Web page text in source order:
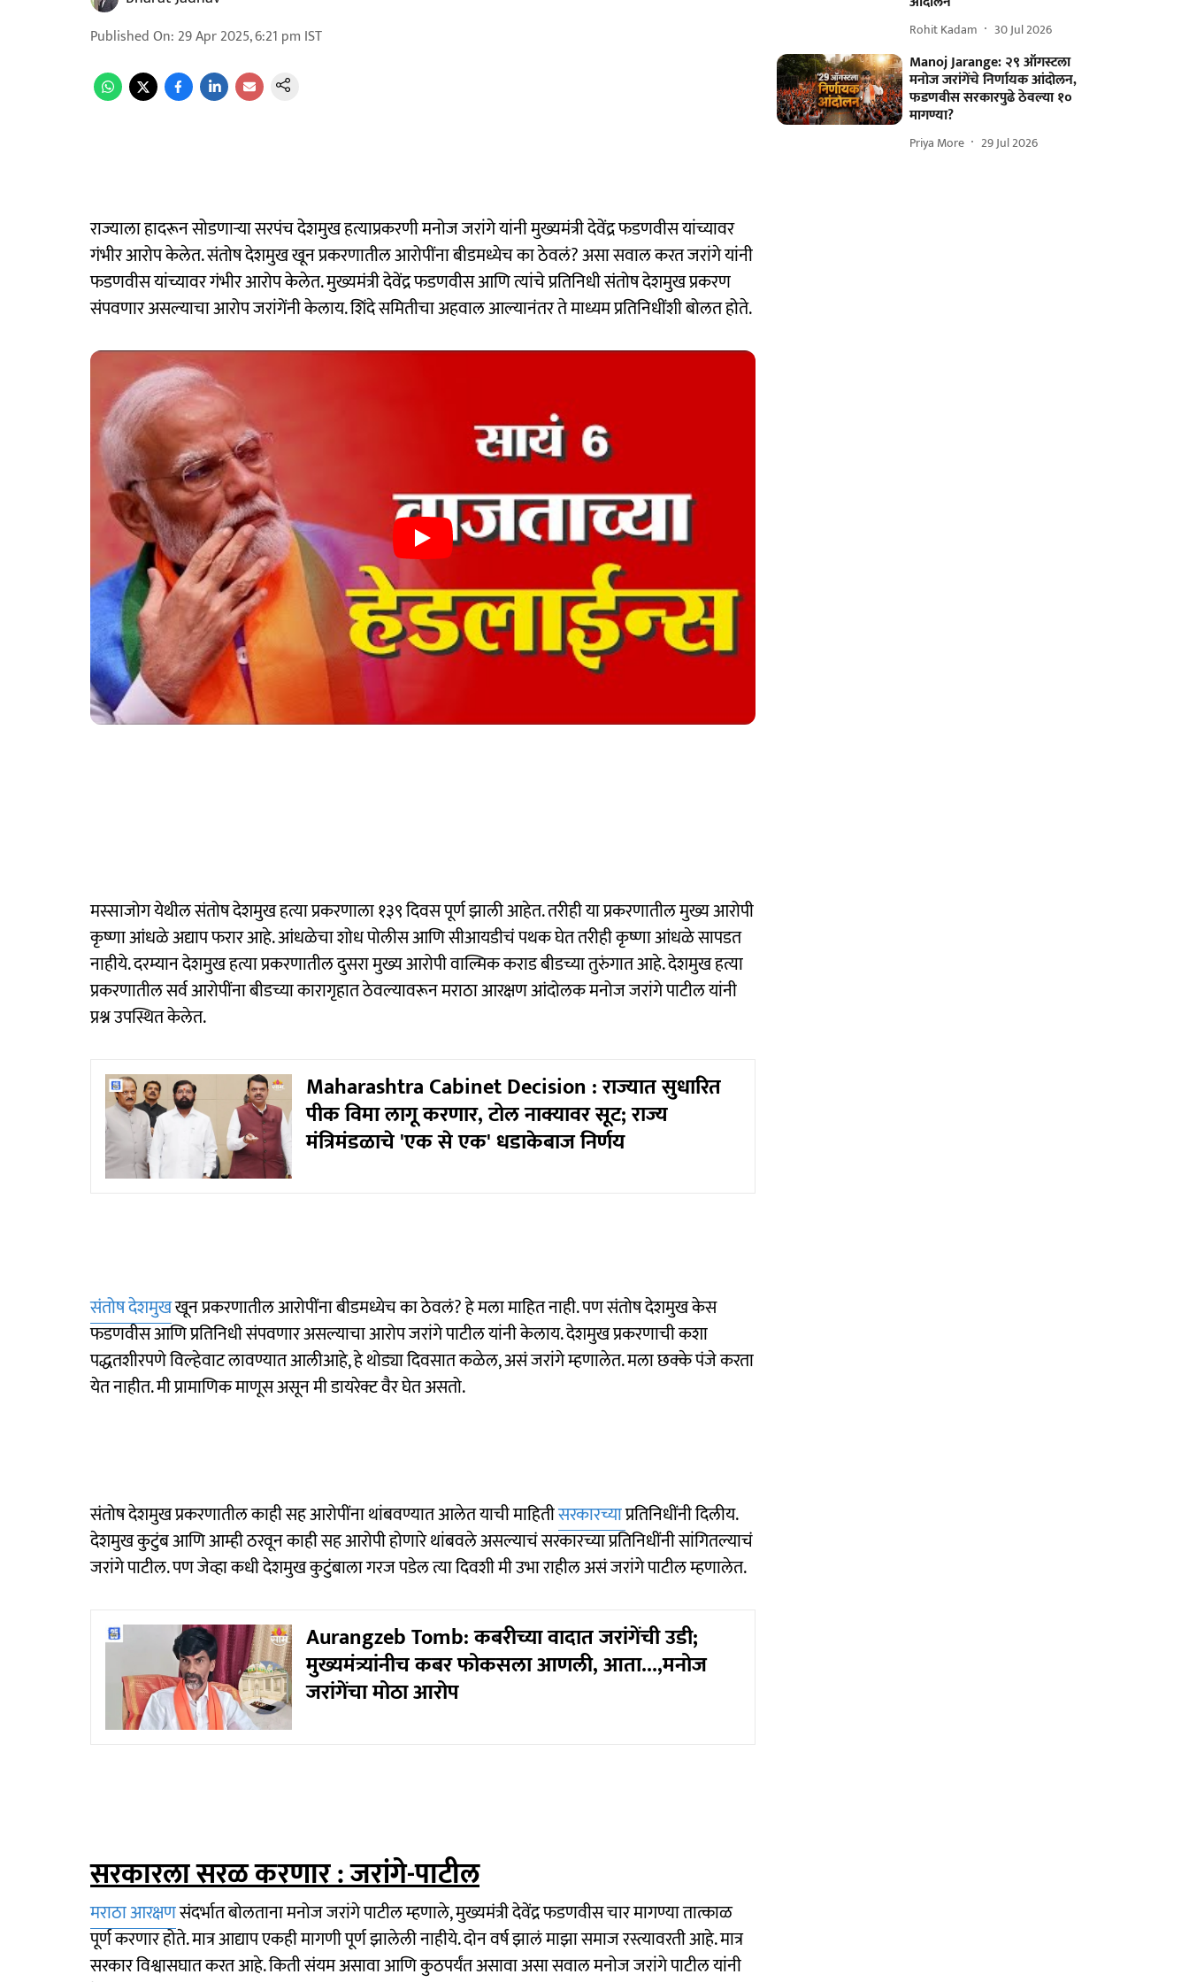
Published On: 29 Apr 2025, 6:21 pm IST
राज्याला हादरून सोडणाऱ्या सरपंच देशमुख हत्याप्रकरणी मनोज जरांगे यांनी मुख्यमंत्री देवेंद्र फडणवीस यांच्यावर
गंभीर आरोप केलेत. संतोष देशमुख खून प्रकरणातील आरोपींना बीडमध्येच का ठेवलं? असा सवाल करत जरांगे यांनी
फडणवीस यांच्यावर गंभीर आरोप केलेत. मुख्यमंत्री देवेंद्र फडणवीस आणि त्यांचे प्रतिनिधी संतोष देशमुख प्रकरण
संपवणार असल्याचा आरोप जरांगेंनी केलाय. शिंदे समितीचा अहवाल आल्यानंतर ते माध्यम प्रतिनिधींशी बोलत होते.
मस्साजोग येथील संतोष देशमुख हत्या प्रकरणाला १३९ दिवस पूर्ण झाली आहेत. तरीही या प्रकरणातील मुख्य आरोपी
कृष्णा आंधळे अद्याप फरार आहे. आंधळेचा शोध पोलीस आणि सीआयडीचं पथक घेत तरीही कृष्णा आंधळे सापडत
नाहीये. दरम्यान देशमुख हत्या प्रकरणातील दुसरा मुख्य आरोपी वाल्मिक कराड बीडच्या तुरुंगात आहे. देशमुख हत्या
प्रकरणातील सर्व आरोपींना बीडच्या कारागृहात ठेवल्यावरून मराठा आरक्षण आंदोलक मनोज जरांगे पाटील यांनी
प्रश्न उपस्थित केलेत.
Maharashtra Cabinet Decision : राज्यात सुधारित
पीक विमा लागू करणार, टोल नाक्यावर सूट; राज्य
मंत्रिमंडळाचे 'एक से एक' धडाकेबाज निर्णय
संतोष देशमुखखून प्रकरणातील आरोपींना बीडमध्येच का ठेवलं? हे मला माहित नाही. पण संतोष देशमुख केस
फडणवीस आणि प्रतिनिधी संपवणार असल्याचा आरोप जरांगे पाटील यांनी केलाय. देशमुख प्रकरणाची कशा
पद्धतशीरपणे विल्हेवाट लावण्यात आलीआहे, हे थोड्या दिवसात कळेल, असं जरांगे म्हणालेत. मला छक्के पंजे करता
येत नाहीत. मी प्रामाणिक माणूस असून मी डायरेक्ट वैर घेत असतो.
संतोष देशमुख प्रकरणातील काही सह आरोपींना थांबवण्यात आलेत याची माहितीसरकारच्याप्रतिनिधींनी दिलीय.
देशमुख कुटुंब आणि आम्ही ठरवून काही सह आरोपी होणारे थांबवले असल्याचं सरकारच्या प्रतिनिधींनी सांगितल्याचं
जरांगे पाटील. पण जेव्हा कधी देशमुख कुटुंबाला गरज पडेल त्या दिवशी मी उभा राहील असं जरांगे पाटील म्हणालेत.
Aurangzeb Tomb: कबरीच्या वादात जरांगेंची उडी;
मुख्यमंत्र्यांनीच कबर फोकसला आणली, आता...,मनोज
जरांगेंचा मोठा आरोप
सरकारला सरळ करणार : जरांगे-पाटील
मराठा आरक्षणसंदर्भात बोलताना मनोज जरांगे पाटील म्हणाले, मुख्यमंत्री देवेंद्र फडणवीस चार मागण्या तात्काळ
पूर्ण करणार होते. मात्र आद्याप एकही मागणी पूर्ण झालेली नाहीये. दोन वर्ष झालं माझा समाज रस्त्यावरती आहे. मात्र
सरकार विश्वासघात करत आहे. किती संयम असावा आणि कुठपर्यंत असावा असा सवाल मनोज जरांगे पाटील यांनी
Rohit Kadam 30 Jul 2026
Manoj Jarange: २९ ऑगस्टला
मनोज जरांगेंचे निर्णायक आंदोलन,
फडणवीस सरकारपुढे ठेवल्या १०
मागण्या?
Priya More 29 Jul 2026